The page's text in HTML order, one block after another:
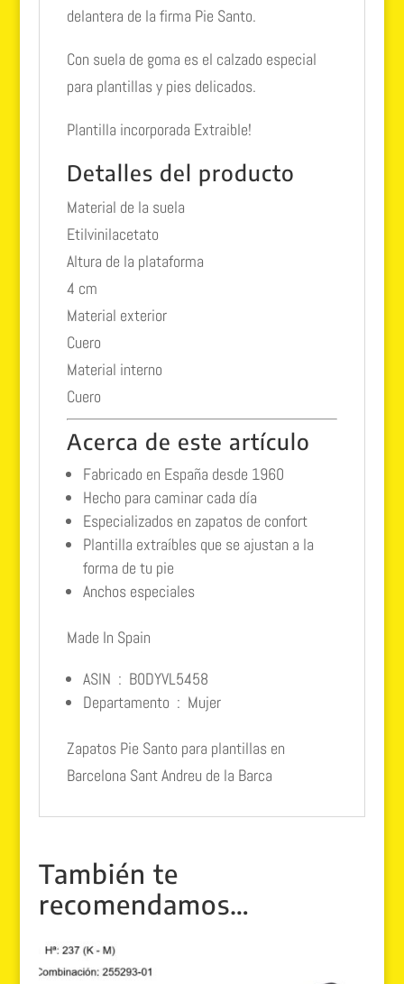
delantera de la firma Pie Santo.
Con suela de goma es el calzado especial
para plantillas y pies delicados.
Plantilla incorporada Extraible!
Detalles del producto
Material de la suela
Etilvinilacetato
Altura de la plataforma
4 cm
Material exterior
Cuero
Material interno
Cuero
Acerca de este artículo
Fabricado en España desde 1960
Hecho para caminar cada día
Especializados en zapatos de confort
Plantilla extraíbles que se ajustan a la
forma de tu pie
Anchos especiales
Made In Spain
ASIN ‏ : ‎ B0DYVL5458
Departamento ‏ : ‎ Mujer
Zapatos Pie Santo para plantillas en
Barcelona Sant Andreu de la Barca
También te
recomendamos…